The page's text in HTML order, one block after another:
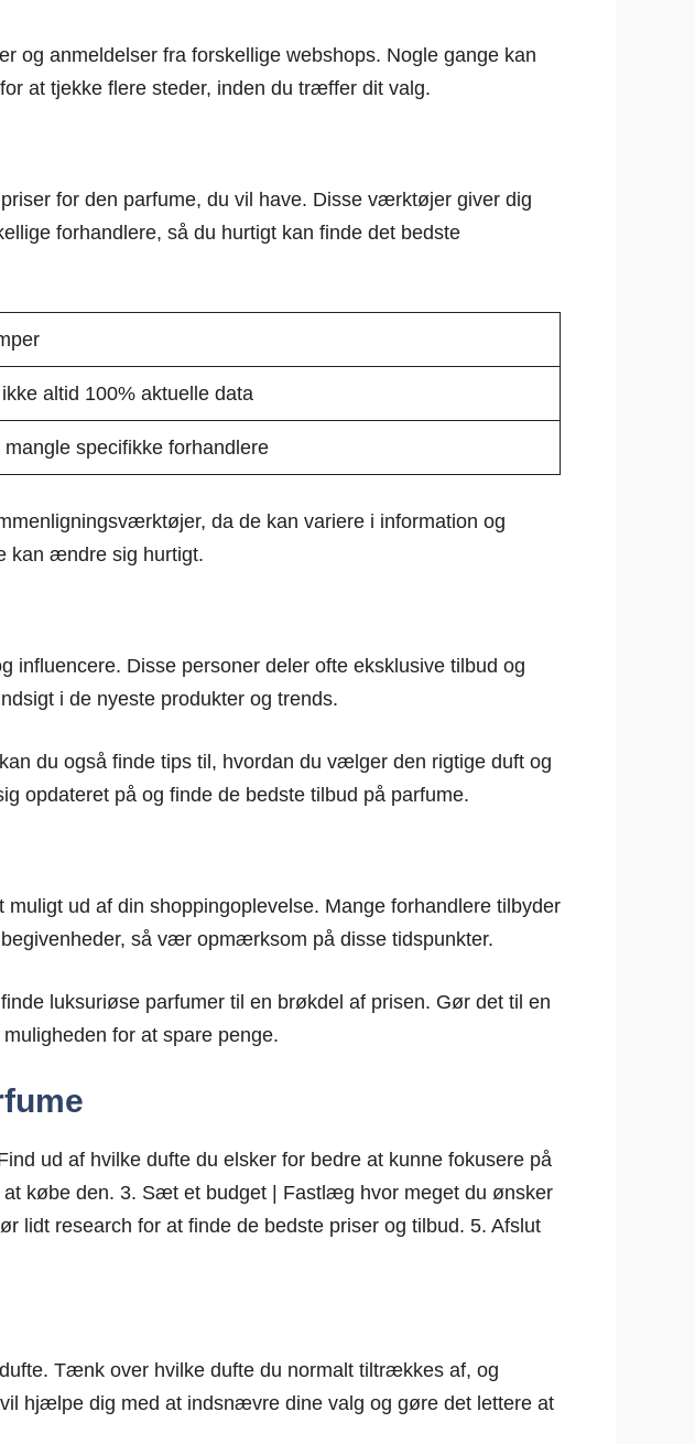
og anmeldelser fra forskellige webshops. Nogle gange kan
at tjekke flere steder, inden du træffer dit valg.
for den parfume, du vil have. Disse værktøjer giver dig
forhandlere, så du hurtigt kan finde det bedste
altid 100% aktuelle data
mangle specifikke forhandlere
da de kan variere i information og
kan ændre sig hurtigt.
influencere. Disse personer deler ofte eksklusive tilbud og
i de nyeste produkter og trends.
du også finde tips til, hvordan du vælger den rigtige duft og
opdateret på og finde de bedste tilbud på parfume.
ud af din shoppingoplevelse. Mange forhandlere tilbyder
så vær opmærksom på disse tidspunkter.
luksuriøse parfumer til en brøkdel af prisen. Gør det til en
for at spare penge.
ud af hvilke dufte du elsker for bedre at kunne fokusere på
købe den. 3. Sæt et budget | Fastlæg hvor meget du ønsker
lidt research for at finde de bedste priser og tilbud. 5. Afslut
Tænk over hvilke dufte du normalt tiltrækkes af, og
hjælpe dig med at indsnævre dine valg og gøre det lettere at